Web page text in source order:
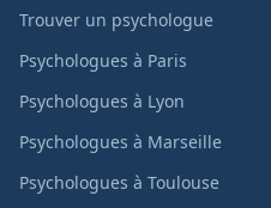
Trouver un psychologue
Psychologues à Paris
Psychologues à Lyon
Psychologues à Marseille
Psychologues à Toulouse